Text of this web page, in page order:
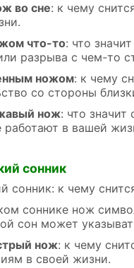
во сне: к чему
что-то: что
разрыва с чем-то
ножом: к чему
со стороны
нож: что
работают в вашей
сонник
сонник: к чему
соннике нож
сон может
нож: к чему
в своей жизни.